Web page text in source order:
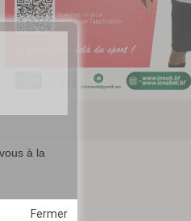
Fermer
à la